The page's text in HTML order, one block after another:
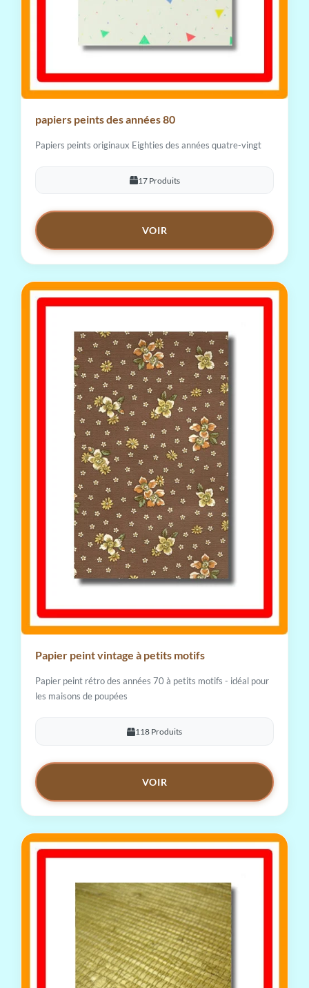
papiers peints des années 80
Papiers peints originaux Eighties des années quatre-vingt
17 Produits
VOIR
Papier peint vintage à petits motifs
Papier peint rétro des années 70 à petits motifs - idéal pour
les maisons de poupées
118 Produits
VOIR